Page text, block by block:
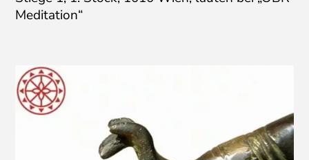
Meditation“